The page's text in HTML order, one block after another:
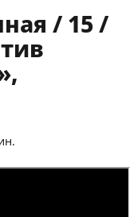
/ 15 /